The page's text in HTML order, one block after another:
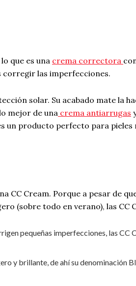
que es una crema correctora
corregir las imperfecciones.
solar. Su acabado mate la
mejor de una crema antiarrugas
un producto perfecto para
CC Cream. Porque a pesar de
(sobre todo en verano), las CC
pequeñas imperfecciones, las CC
y brillante, de ahí su denominación